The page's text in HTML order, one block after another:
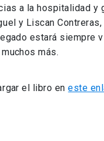
a la hospitalidad y
y Liscan
estará siempre
más.
el libro eneste